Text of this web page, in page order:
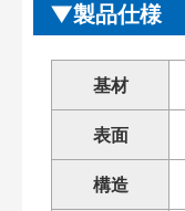
製品仕様
基材
表面
構造